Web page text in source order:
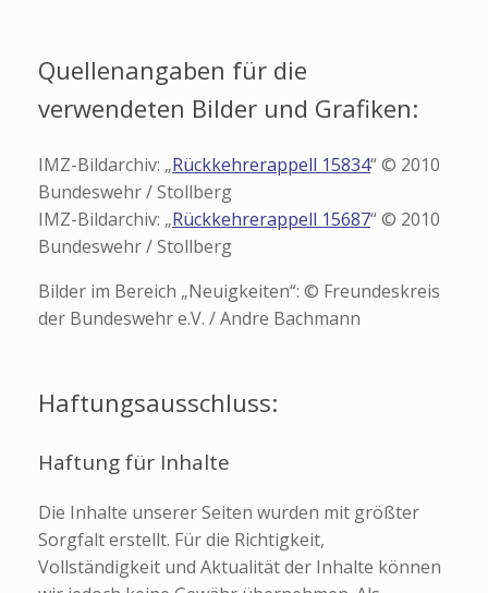
Quellenangaben für die
verwendeten Bilder und Grafiken:
IMZ-Bildarchiv: „Rückkehrerappell 15834“ © 2010
Bundeswehr / Stollberg
IMZ-Bildarchiv: „Rückkehrerappell 15687“ © 2010
Bundeswehr / Stollberg
Bilder im Bereich „Neuigkeiten“: © Freundeskreis
der Bundeswehr e.V. / Andre Bachmann
Haftungsausschluss:
Haftung für Inhalte
Die Inhalte unserer Seiten wurden mit größter
Sorgfalt erstellt. Für die Richtigkeit,
Vollständigkeit und Aktualität der Inhalte können